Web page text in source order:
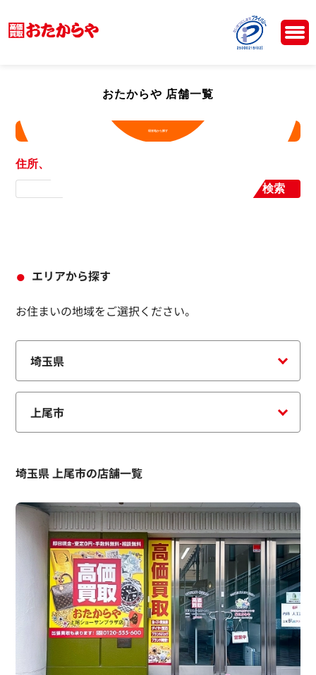
おたからや 店舗一覧
現在地から探す
住所、店舗名から探す
検索
エリアから探す
お住まいの地域をご選択ください。
埼玉県 上尾市の店舗一覧